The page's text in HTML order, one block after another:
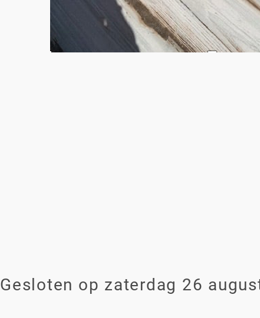
Gesloten op zaterdag 26